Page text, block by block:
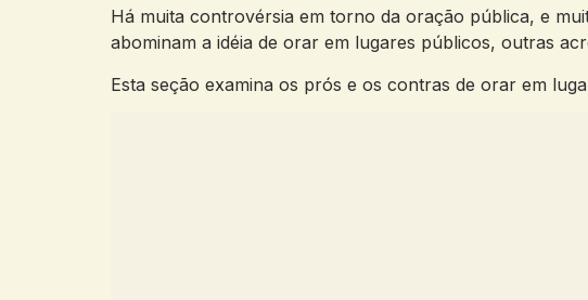
Há muita controvérsia em torno da oração pública, e
abominam a idéia de orar em lugares públicos, outras
Esta seção examina os prós e os contras de orar em